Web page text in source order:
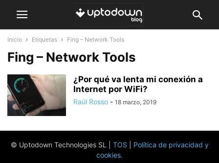
Inicio Etiquetas Fing – Network Tools
Fing – Network Tools
¿Por qué va lenta mi conexión a
Internet por WiFi?
Raúl Rosso - 18 marzo, 2019
© Uptodown Technologies SL | TOS
Política de privacidad y
cookies.